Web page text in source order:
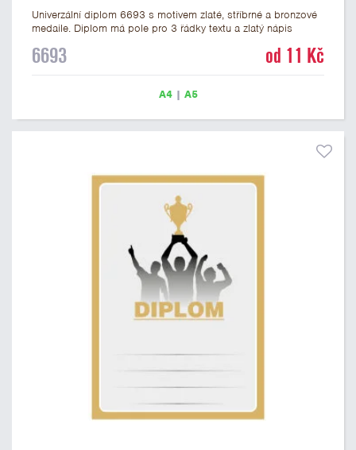
Univerzální diplom 6693 s motivem zlaté, stříbrné a bronzové
medaile. Diplom má pole pro 3 řádky textu a zlatý nápis
Tento univerzální diplom je vhodný pro většinu událostí, ke
6693 od 11 Kč
A4| A5